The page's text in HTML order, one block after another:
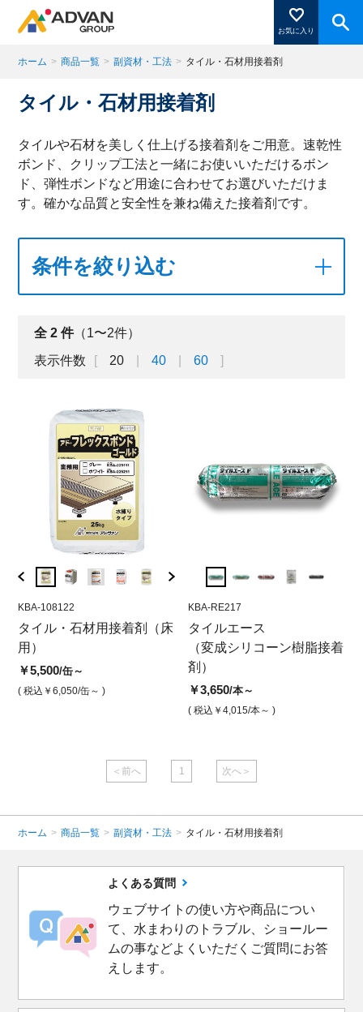
お気に入り
商品ページにある「お気に入り登録」を押すと登録した
閉じる
ホーム > 商品一覧 > 副資材・工法 > タイル・石材用接着剤
タイル・石材用接着剤
タイルや石材を美しく仕上げる接着剤をご用意。速乾性
ボンド、クリップ工法と一緒にお使いいただけるボン
ド、弾性ボンドなど用途に合わせてお選びいただけま
す。確かな品質と安全性を兼ね備えた接着剤です。
条件を絞り込む
全2 件（1〜2件）
表示件数
20 40 60
KBA-108122
タイル・石材用接着剤（床
用）
￥5,500/缶～
( 税込￥6,050/缶～ )
KBA-108122
アドソフトA(床用)
￥5,500/缶
( 税込￥6,050
ンド
KBA-RE578
タイルエース 石材・大型
タイル用 （変成シリコー
ン樹脂）
￥4,700/本
KBA-RE217
タイルエース
（変成シリコーン樹脂接着
剤）
￥3,650/本～
( 税込￥4,015/本～ )
＜前へ 1 次へ＞
ホーム > 商品一覧 > 副資材・工法 > タイル・石材用接着剤
よくある質問
ウェブサイトの使い方や商品につい
て、水まわりのトラブル、ショールー
ムの事などよくいただくご質問にお答
えします。